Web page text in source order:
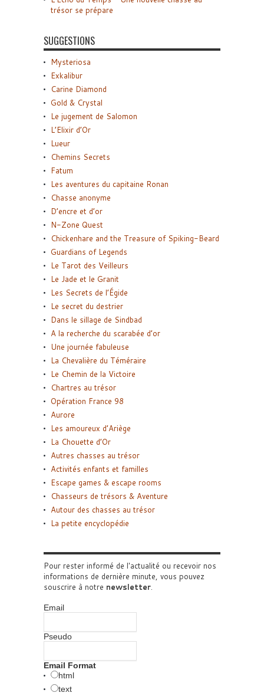
trésor se prépare
SUGGESTIONS
Mysteriosa
Exkalibur
Carine Diamond
Gold & Crystal
Le jugement de Salomon
L’Elixir d’Or
Lueur
Chemins Secrets
Fatum
Les aventures du capitaine Ronan
Chasse anonyme
D’encre et d’or
N-Zone Quest
Chickenhare and the Treasure of Spiking-Beard
Guardians of Legends
Le Tarot des Veilleurs
Le Jade et le Granit
Les Secrets de l’Égide
Le secret du destrier
Dans le sillage de Sindbad
A la recherche du scarabée d’or
Une journée fabuleuse
La Chevalière du Téméraire
Le Chemin de la Victoire
Chartres au trésor
Opération France 98
Aurore
Les amoureux d’Ariège
La Chouette d’Or
Autres chasses au trésor
Activités enfants et familles
Escape games & escape rooms
Chasseurs de trésors & Aventure
Autour des chasses au trésor
La petite encyclopédie
Pour rester informé de l'actualité ou recevoir nos
informations de dernière minute, vous pouvez
souscrire à notre newsletter.
Email
Pseudo
Email Format
html
text